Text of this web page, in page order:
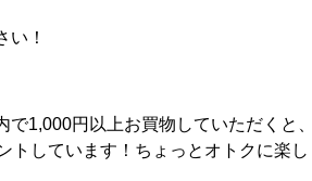
い！
1,000円以上お買物していただくと、
トしています！ちょっとオトクに楽し